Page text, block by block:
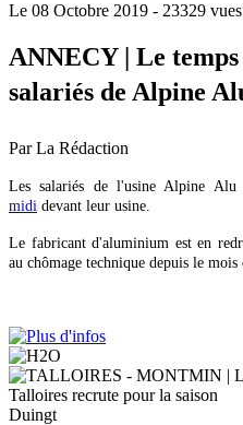
Le 08 Octobre 2019 - 23329 vues
ANNECY | Le
salariés de Alpine
Par La Rédaction
Les salariés de l'usine Alpine Alu
midi devant leur usine.
Le fabricant d'aluminium est en
au chômage technique depuis le mois
Duingt